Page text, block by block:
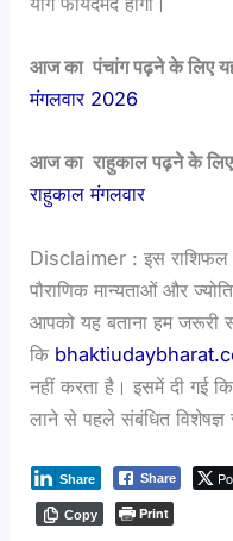
आज का पंचांग पढ़ने के लिए
मंगलवार 2026
आज का राहुकाल पढ़ने के
राहुकाल मंगलवार
Disclaimer : इस राशिफल
पौराणिक मान्यताओं और
आपको यह बताना हम जरूरी
कि
नहीं करता है। इसमें दी गई
लाने से पहले संबंधित
Share
Share
Copy Print